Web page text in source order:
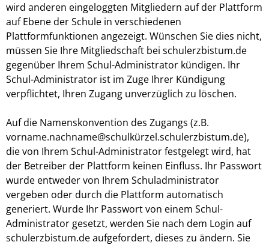
wird anderen eingeloggten Mitgliedern auf der Plattform
auf Ebene der Schule in verschiedenen
Plattformfunktionen angezeigt. Wünschen Sie dies nicht,
müssen Sie Ihre Mitgliedschaft bei schulerzbistum.de
gegenüber Ihrem Schul-Administrator kündigen. Ihr
Schul-Administrator ist im Zuge Ihrer Kündigung
verpflichtet, Ihren Zugang unverzüglich zu löschen.
Auf die Namenskonvention des Zugangs (z.B.
vorname.nachname@schulkürzel.schulerzbistum.de),
die von Ihrem Schul-Administrator festgelegt wird, hat
der Betreiber der Plattform keinen Einfluss. Ihr Passwort
wurde entweder von Ihrem Schuladministrator
vergeben oder durch die Plattform automatisch
generiert. Wurde Ihr Passwort von einem Schul-
Administrator gesetzt, werden Sie nach dem Login auf
schulerzbistum.de aufgefordert, dieses zu ändern. Sie